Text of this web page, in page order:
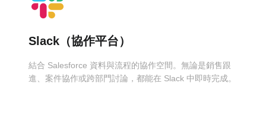
Slack（協作平台）
結合 Salesforce 資料與流程的協作空間。無論是銷售跟
進、案件協作或跨部門討論，都能在 Slack 中即時完成。